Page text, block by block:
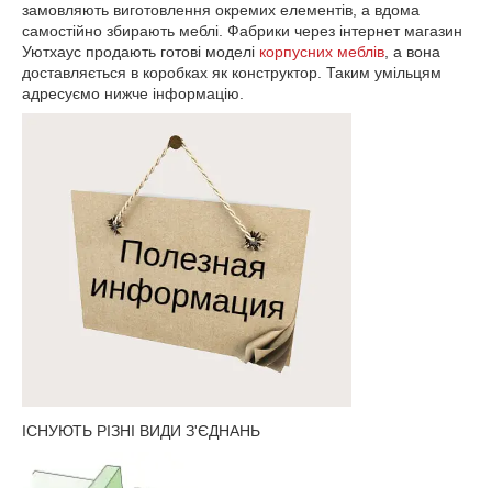
замовляють виготовлення окремих елементів, а вдома
самостійно збирають меблі. Фабрики через інтернет магазин
Уютхаус продають готові моделі корпусних меблів , а вона
доставляється в коробках як конструктор. Таким умільцям
адресуємо нижче інформацію.
ІСНУЮТЬ РІЗНІ ВИДИ З'ЄДНАНЬ